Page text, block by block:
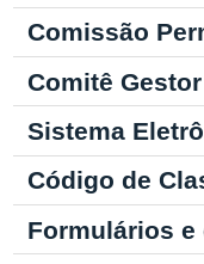
Comissão
Comitê
Sistema
Código de
Formulários e